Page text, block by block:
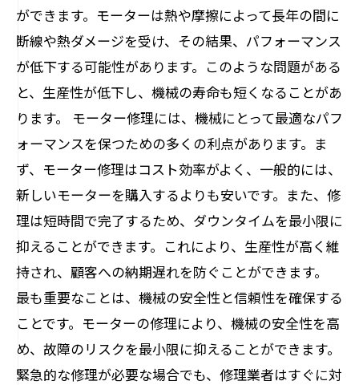
ができます。モーターは熱や摩擦によって長年の間に
断線や熱ダメージを受け、その結果、パフォーマンス
が低下する可能性があります。このような問題がある
と、生産性が低下し、機械の寿命も短くなることがあ
ります。 モーター修理には、機械にとって最適なパフ
ォーマンスを保つための多くの利点があります。ま
ず、モーター修理はコスト効率がよく、一般的には、
新しいモーターを購入するよりも安いです。また、修
理は短時間で完了するため、ダウンタイムを最小限に
抑えることができます。これにより、生産性が高く維
持され、顧客への納期遅れを防ぐことができます。
最も重要なことは、機械の安全性と信頼性を確保する
ことです。モーターの修理により、機械の安全性を高
め、故障のリスクを最小限に抑えることができます。
緊急的な修理が必要な場合でも、修理業者はすぐに対